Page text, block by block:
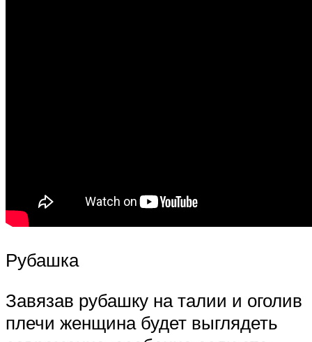
Рубашка
Завязав рубашку на талии и оголив
плечи женщина будет выглядеть